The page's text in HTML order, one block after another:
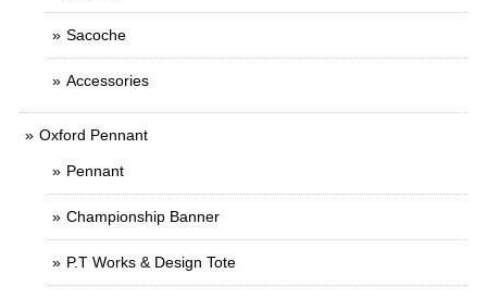
Sacoche
Accessories
Oxford Pennant
Pennant
Championship Banner
P.T Works & Design Tote